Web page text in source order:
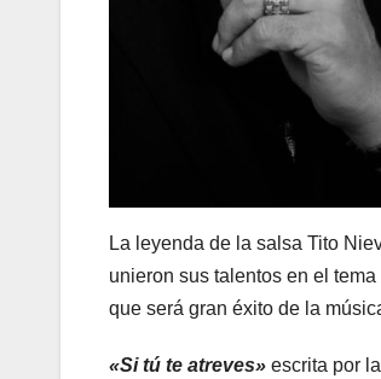
La leyenda de la salsa Tito
unieron sus talentos en el tema
que será gran éxito de la
«Si tú te atreves» escrita por